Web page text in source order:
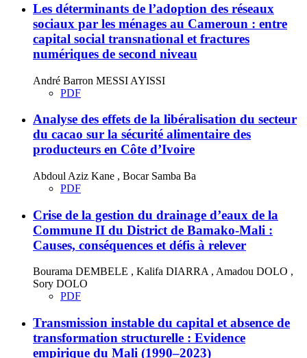
Les déterminants de l’adoption des réseaux
sociaux par les ménages au Cameroun : entre
capital social transnational et fractures
numériques de second niveau
André Barron MESSI AYISSI
PDF
Analyse des effets de la libéralisation du secteur
du cacao sur la sécurité alimentaire des
producteurs en Côte d’Ivoire
Abdoul Aziz Kane , Bocar Samba Ba
PDF
Crise de la gestion du drainage d’eaux de la
Commune II du District de Bamako-Mali :
Causes, conséquences et défis à relever
Bourama DEMBELE , Kalifa DIARRA , Amadou DOLO ,
Sory DOLO
PDF
Transmission instable du capital et absence de
transformation structurelle : Evidence
empirique du Mali (1990–2023)